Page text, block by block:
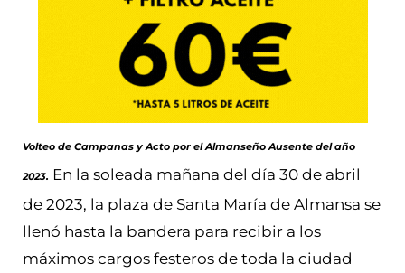
Volteo de Campanas y Acto por el Almanseño Ausente del año
2023. En la soleada mañana del día 30 de abril
de 2023, la plaza de Santa María de Almansa se
llenó hasta la bandera para recibir a los
máximos cargos festeros de toda la ciudad